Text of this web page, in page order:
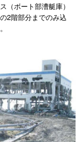
（ボート部漕艇庫）
2階部分までのみ込